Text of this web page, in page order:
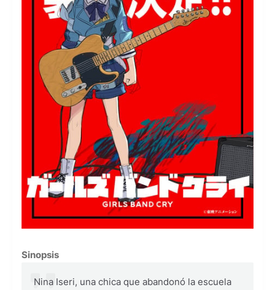
Sinopsis
Nina Iseri, una chica que abandonó la escuela